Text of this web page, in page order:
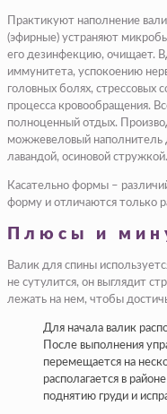
Практикуют наполнение
(эфирные) устраняют
его дезинфекцию, очищает.
иммунитета, успокоению
головных болях, стрессовых
процесса кровообращения.
полноценный отдых.
можжевеловый
лавандой, осиновой стружкой.
Касательно формы –
форму и отличаются только
Плюсы и
Валик для спины
не сутулится, он выглядит
лежать на нем, чтобы
Для начала валик
После выполнения
перемещается на
располагается в
поднятию груди и